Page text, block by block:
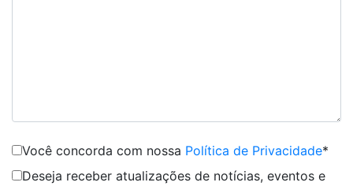
Você concorda com nossa Política de Privacidade*
Deseja receber atualizações de notícias, eventos e